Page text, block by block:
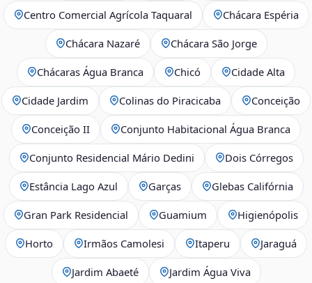
Centro Comercial Agrícola Taquaral Chácara Espéria
Chácara Nazaré Chácara São Jorge
Chácaras Água Branca Chicó Cidade Alta
Cidade Jardim Colinas do Piracicaba Conceição
Conceição II Conjunto Habitacional Água Branca
Conjunto Residencial Mário Dedini Dois Córregos
Estância Lago Azul Garças Glebas Califórnia
Gran Park Residencial Guamium Higienópolis
Horto Irmãos Camolesi Itaperu Jaraguá
Jardim Abaeté Jardim Água Viva